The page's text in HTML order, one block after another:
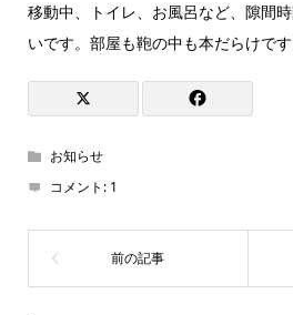
移動中、トイレ、お風呂など、隙間
いです。部屋も鞄の中も本だらけです
お知らせ
コメント: 1